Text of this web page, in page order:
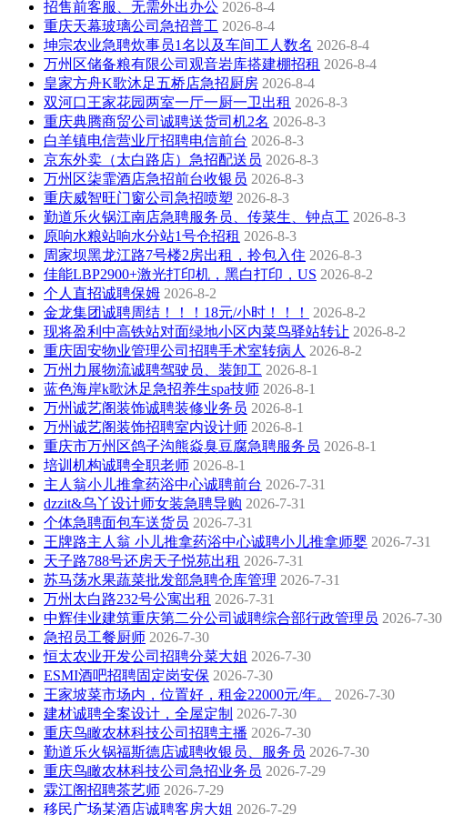
招售前客服、无需外出办公 2026-8-4
重庆天幕玻璃公司急招普工 2026-8-4
坤宗农业急聘炊事员1名以及车间工人数名 2026-8-4
万州区储备粮有限公司观音岩库搭建棚招租 2026-8-4
皇家方舟K歌沐足五桥店急招厨房 2026-8-4
双河口王家花园两室一厅一厨一卫出租 2026-8-3
重庆典腾商贸公司诚聘送货司机2名 2026-8-3
白羊镇电信营业厅招聘电信前台 2026-8-3
京东外卖（太白路店）急招配送员 2026-8-3
万州区柒霏酒店急招前台收银员 2026-8-3
重庆威智旺门窗公司急招喷塑 2026-8-3
勤道乐火锅江南店急聘服务员、传菜生、钟点工 2026-8-3
原响水粮站响水分站1号仓招租 2026-8-3
周家坝黑龙江路7号楼2房出租，拎包入住 2026-8-3
佳能LBP2900+激光打印机，黑白打印，US 2026-8-2
个人直招诚聘保姆 2026-8-2
金龙集团诚聘周结！！！18元/小时！！！
2026-8-2
现将盈利中高铁站对面绿地小区内菜鸟驿站转让 2026-8-2
重庆固安物业管理公司招聘手术室转病人 2026-8-2
万州力展物流诚聘驾驶员、装卸工 2026-8-1
蓝色海岸k歌沐足急招养生spa技师 2026-8-1
万州诚艺阁装饰诚聘装修业务员 2026-8-1
万州诚艺阁装饰招聘室内设计师 2026-8-1
重庆市万州区鸽子沟熊焱臭豆腐急聘服务员 2026-8-1
培训机构诚聘全职老师 2026-8-1
主人翁小儿推拿药浴中心诚聘前台 2026-7-31
dzzit&乌丫设计师女装急聘导购 2026-7-31
个体急聘面包车送货员 2026-7-31
王牌路主人翁 小儿推拿药浴中心诚聘小儿推拿师婴 2026-7-31
天子路788号还房天子悦苑出租 2026-7-31
苏马荡水果蔬菜批发部急聘仓库管理 2026-7-31
万州太白路232号公寓出租 2026-7-31
中辉佳业建筑重庆第二分公司诚聘综合部行政管理员 2026-7-30
急招员工餐厨师 2026-7-30
恒太农业开发公司招聘分菜大姐 2026-7-30
ESMI酒吧招聘固定岗安保 2026-7-30
王家坡菜市场内，位置好，租金22000元/年。
2026-7-30
建材诚聘全案设计，全屋定制 2026-7-30
重庆鸟瞰农林科技公司招聘主播 2026-7-30
勤道乐火锅福斯德店诚聘收银员、服务员 2026-7-30
重庆鸟瞰农林科技公司急招业务员 2026-7-29
霖江阁招聘茶艺师 2026-7-29
移民广场某酒店诚聘客房大姐 2026-7-29